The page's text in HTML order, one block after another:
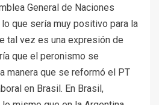
General de Naciones
que sería muy positivo para la
tal vez es una expresión de
que el peronismo se
manera que se reformó el PT
en Brasil. En Brasil,